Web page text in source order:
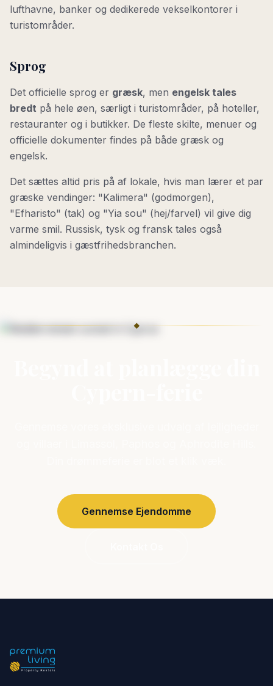
lufthavne, banker og dedikerede vekselkontorer i
turistområder.
Sprog
Det officielle sprog er græsk, men engelsk tales
bredt på hele øen, særligt i turistområder, på hoteller,
restauranter og i butikker. De fleste skilte, menuer og
officielle dokumenter findes på både græsk og
engelsk.
Det sættes altid pris på af lokale, hvis man lærer et par
græske vendinger: "Kalimera" (godmorgen),
"Efharisto" (tak) og "Yia sou" (hej/farvel) vil give dig
varme smil. Russisk, tysk og fransk tales også
almindeligvis i gæstfrihedsbranchen.
◆
Gennemse Ejendomme